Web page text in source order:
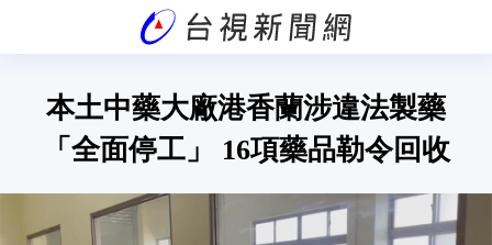
本土中藥大廠港香蘭涉違法製藥
「全面停工」 16項藥品勒令回收